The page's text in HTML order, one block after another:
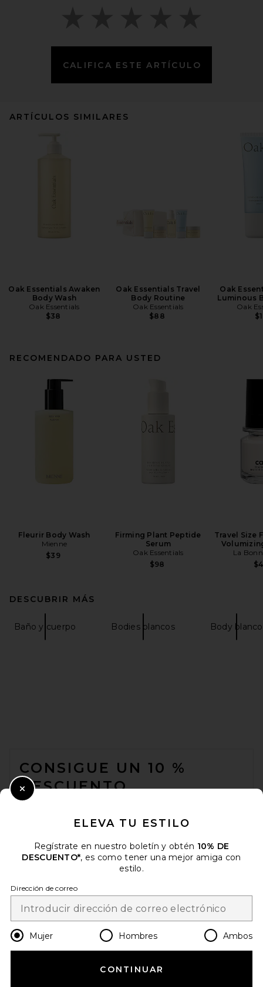
CALIFICA ESTE ARTÍCULO
ARTÍCULOS SIMILARES
Oak Essentials Awaken
Body Wash
Oak Essentials
$38
Oak Essentials Travel
Body Routine
Oak Essentials
$88
Oak
Luminous
Oak
RECOMENDADO PARA USTED
Fleurir Body Wash
Mienne
$39
Firming Plant Peptide
Serum
Oak Essentials
$98
Travel Size
La
DESCUBRIR MÁS
Baño y cuerpo Bodies blancos Body blanco
CONSIGUE UN 10 %
DESCUENTO
electrónico. Puede retirarse en cualquier momento.
Email Address
Change Country Regions
es USD
¡AYÚDANOS A MEJORAR!
ELEVA TU ESTILO
Regístrate en nuestro boletín y obtén 10% DE
DESCUENTO*, es como tener una mejor amiga con
estilo.
Dirección de correo
Mujer Hombres Ambos
CONTINUAR
Close Modal